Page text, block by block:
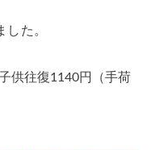
た。
供往復1140円（手荷